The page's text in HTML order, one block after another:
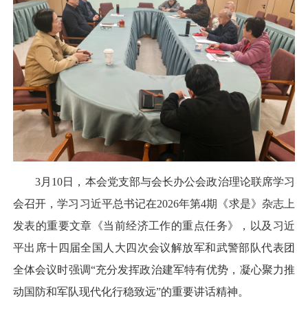
3月10日，本会党支部与会长办公会政治理论联席学习
会召开，学习习近平总书记在2026年第4期《求是》杂志上
发表的重要文章《当前经济工作的重点任务》，以及习近
平出席十四届全国人大四次会议解放军和武警部队代表团
全体会议时强调“充分发挥政治建军特有优势，凝心聚力推
动国防和军队现代化行稳致远”的重要讲话精神。